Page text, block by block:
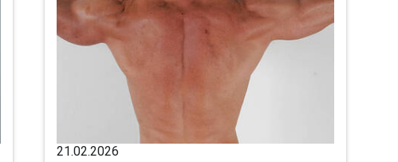
avancées, fondées sur des preuves scientifiques,
offrant des résultats durables et transformateurs. Si
vous avez tout essayé et que vous luttez encore contre
la reprise de poids, c’est peut-être le moment d’explorer
des solutions médicales réellement efficaces.
21.02.2026